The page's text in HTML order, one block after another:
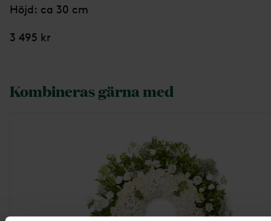
Höjd: ca 30 cm
3 495 kr
Kombineras gärna med